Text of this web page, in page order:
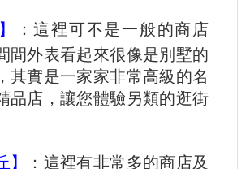
：這裡可不是一般的商店
間外表看起來很像是別墅的
其實是一家家非常高級的名
品店，讓您體驗另類的逛街
】
：這裡有非常多的商店及